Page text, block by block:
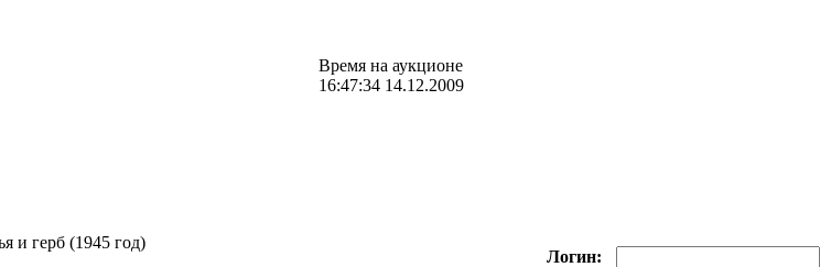
Время на аукционе
16:47:34 14.12.2009
и герб (1945 год)
Логин: